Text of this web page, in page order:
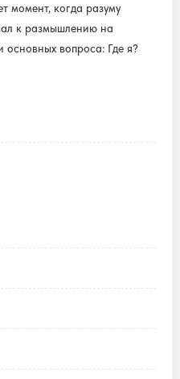
момент, когда разуму
к размышлению на
основных вопроса: Где я?